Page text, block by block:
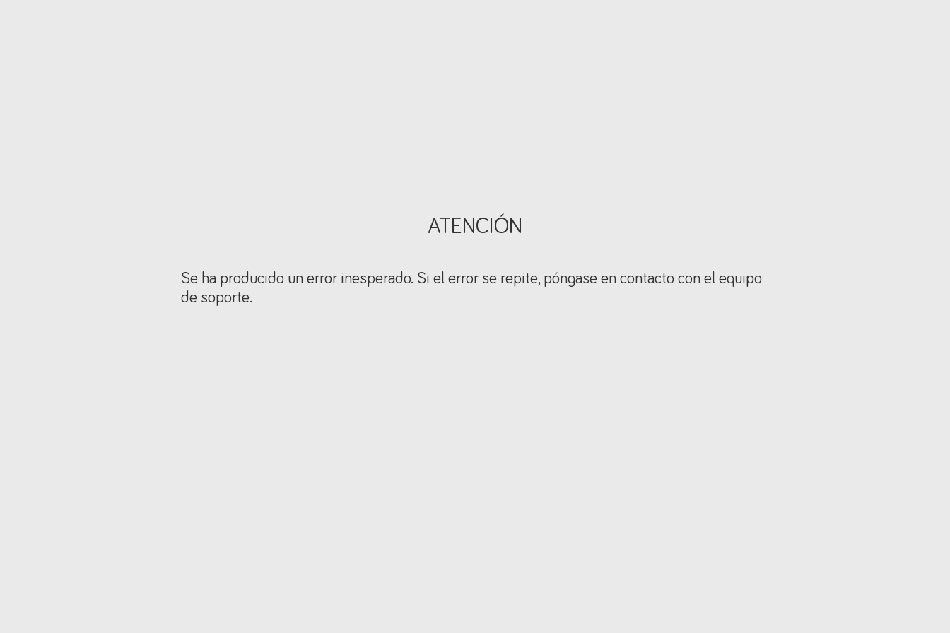
ATENCIÓN
Se ha producido un error inesperado. Si el error se repite, póngase en contacto con el equipo
de soporte.